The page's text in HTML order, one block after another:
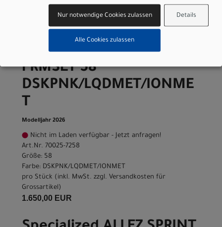
Grossartikel)
Specialized ALLEZ SPRINT
FRMSET 58
DSKPNK/LQDMET/IONME
T
Modelljahr 2026
Nicht im Laden verfügbar - Jetzt anfragen!
Art.Nr. 70025-7258
Größe: 58
Farbe: DSKPNK/LQDMET/IONMET
pro Stück (inkl. MwSt. zzgl. Versandkosten für
Grossartikel)
1.650,00 EUR
Details
Nur notwendige Cookies zulassen
Alle Cookies zulassen